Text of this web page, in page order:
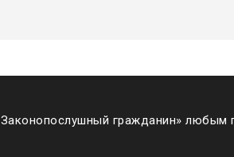
Законопослушный гражданин» любым